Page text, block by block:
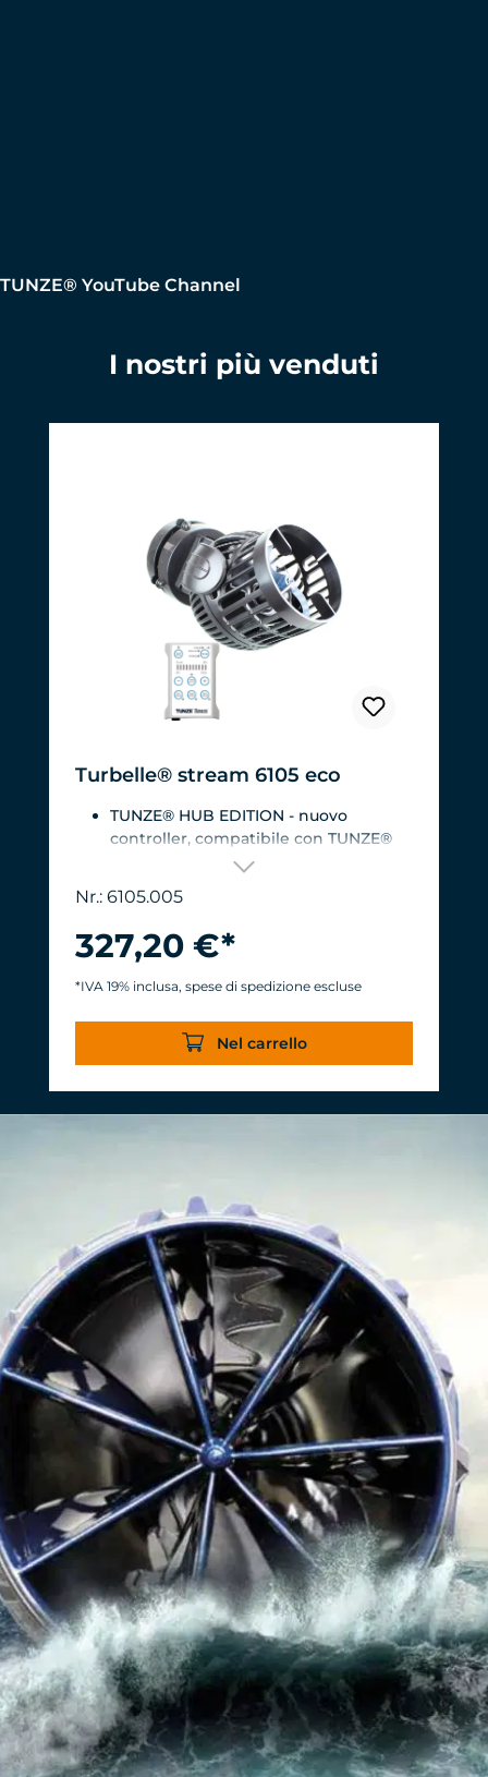
TUNZE® YouTube Channel
I nostri più venduti
Turbelle® stream 6105 eco
TUNZE® HUB EDITION - nuovo
controller, compatibile con TUNZE®
ca. da 3.000 a 12.000 l/h a 12 V con
Turbelle® Controller
La pompa più efficiente sul mercato:
Efficienza di oltre 1.000 L/h/W. Con
quasi la stessa portata si risparmiano
20 W di potenza.
Affidabilità e durata TUNZE® abituali e
durature.
Nr.: 6105.005
327,20 €*
*IVA 19% inclusa, spese di spedizione escluse
Nel carrello